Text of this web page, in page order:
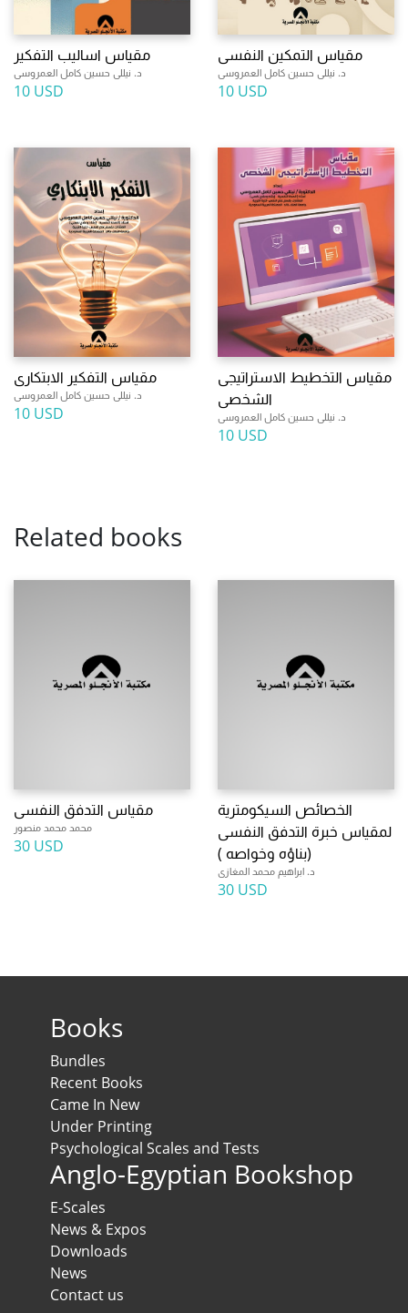
مقياس اساليب التفكير
د. نيللى حسين كامل العمروسى
10 USD
مقياس التمكين النفسى
د. نيللى حسين كامل العمروسى
10 USD
مقياس التفكير الابتكارى
د. نيللى حسين كامل العمروسى
10 USD
مقياس التخطيط الاستراتيجى
الشخصى
د. نيللى حسين كامل العمروسى
10 USD
Related books
مقياس التدفق النفسى
محمد محمد منصور
30 USD
الخصائص السيكومترية
لمقياس خبرة التدفق النفسى
(بناؤه وخواصه )
د. ابراهيم محمد المغازى
30 USD
Books
Bundles
Recent Books
Came In New
Under Printing
Psychological Scales and Tests
Anglo-Egyptian Bookshop
E-Scales
News & Expos
Downloads
News
Contact us